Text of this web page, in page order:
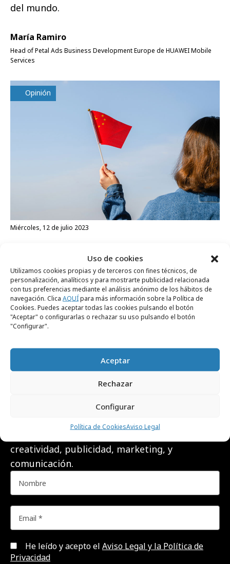
Uso de cookies
Utilizamos cookies propias y de terceros con fines técnicos, de
personalización, analíticos y para mostrarte publicidad relacionada
con tus preferencias mediante el análisis anónimo de los hábitos de
navegación. Clica AQUÍpara más información sobre la Política de
Cookies. Puedes aceptar todas las cookies pulsando el botón
"Aceptar" o configurarlas o rechazar su uso pulsando el botón
"Configurar".
Aceptar
Rechazar
Configurar
Política de CookiesAviso Legal
del mundo.
María Ramiro
Head of Petal Ads Business Development Europe de HUAWEI Mobile
Services
Opinión
miércoles, 12 de julio 2023
beneficiarse de China
María Ramiro
Head of Petal Ads Business Development Europe de HUAWEI Mobile
Services
RECIBE NUESTRA
NEWSLETTER
recibir cada día el contenido más actual sobre
creatividad, publicidad, marketing, y
comunicación.
He leído y acepto el Aviso Legal y la Política de
Privacidad